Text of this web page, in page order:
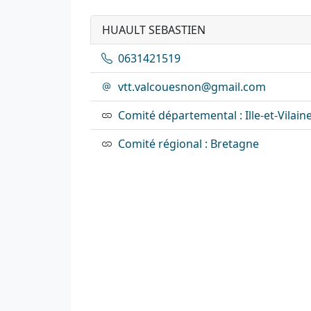
HUAULT SEBASTIEN
0631421519
vtt.valcouesnon@gmail.com
Comité départemental : Ille-et-
Comité régional : Bretagne